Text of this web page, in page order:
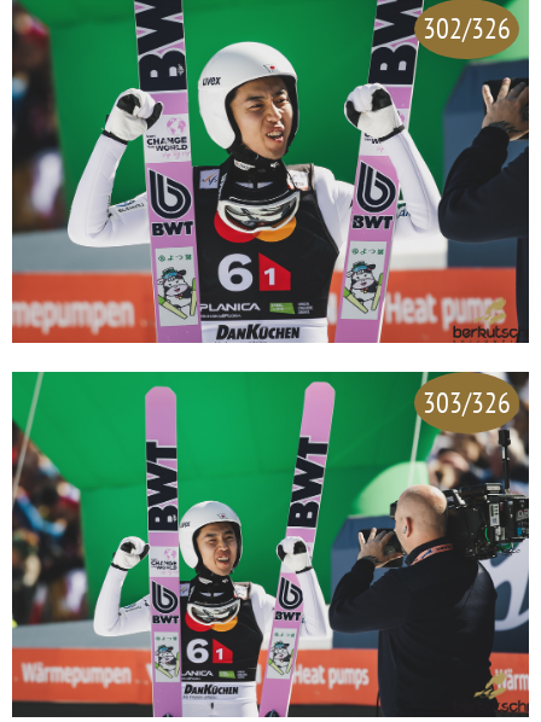
302/326
303/326